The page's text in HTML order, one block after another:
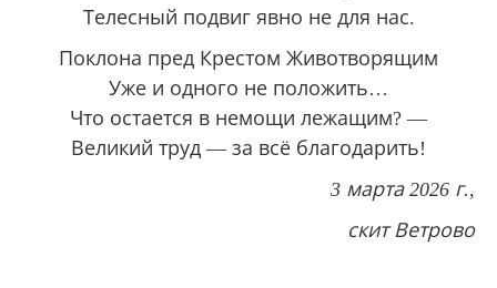
Телесный подвиг явно не для нас.
Поклона пред Крестом Животворящим
Уже и одного не положить…
Что остается в немощи лежащим? —
Великий труд — за всё благодарить!
3 марта 2026 г.,
скит Ветрово